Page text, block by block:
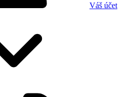
Váš účet